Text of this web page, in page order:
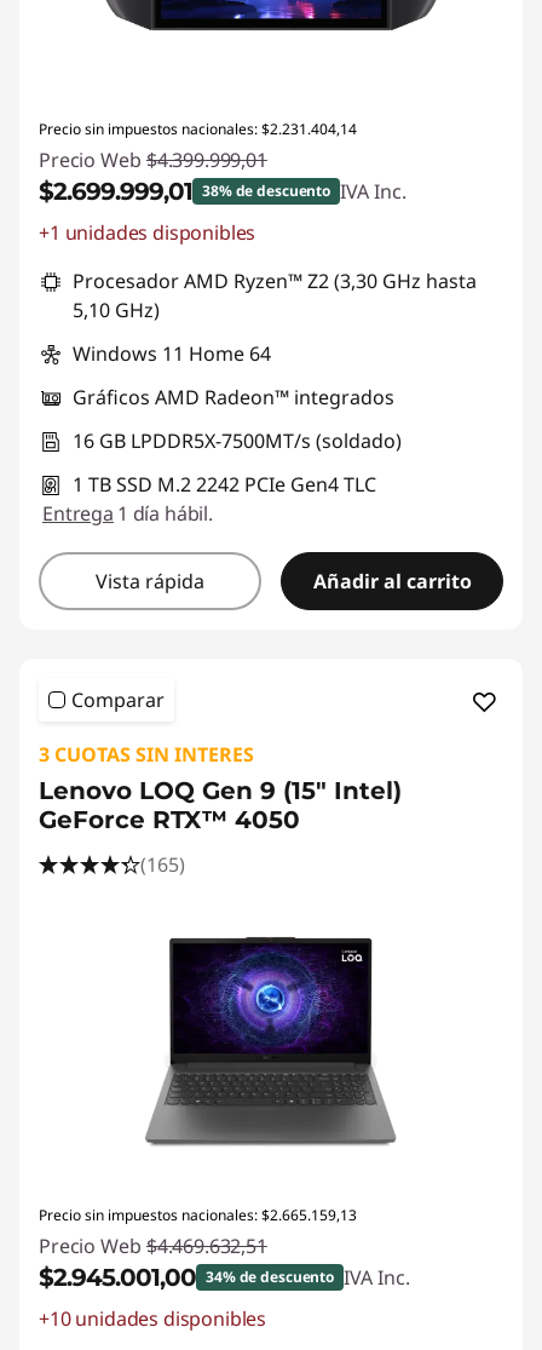
Precio sin impuestos nacionales: $2.231.404,14
Precio Web $4.399.999,01
$2.699.999,01 38% de descuento IVA Inc.
Descuento prod (inc IVA) :
+1 unidades disponibles
Procesador AMD Ryzen™ Z2 (3,30 GHz hasta
5,10 GHz)
Windows 11 Home 64
Gráficos AMD Radeon™ integrados
16 GB LPDDR5X-7500MT/s (soldado)
1 TB SSD M.2 2242 PCIe Gen4 TLC
Entrega 1 día hábil.
Vista rápida Añadir al carrito
Comparar
3 CUOTAS SIN INTERES
Lenovo LOQ Gen 9 (15" Intel)
GeForce RTX™ 4050
(165)
Precio sin impuestos nacionales: $2.665.159,13
Precio Web $4.469.632,51
$2.945.001,00 34% de descuento IVA Inc.
Descuento prod (inc IVA) :
+10 unidades disponibles